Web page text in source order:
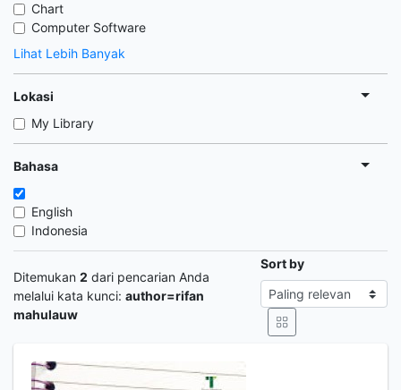
Chart
Computer Software
Lihat Lebih Banyak
Lokasi
My Library
Bahasa
English
Indonesia
Ditemukan 2 dari pencarian Anda
melalui kata kunci: author=rifan
mahulauw
Sort by